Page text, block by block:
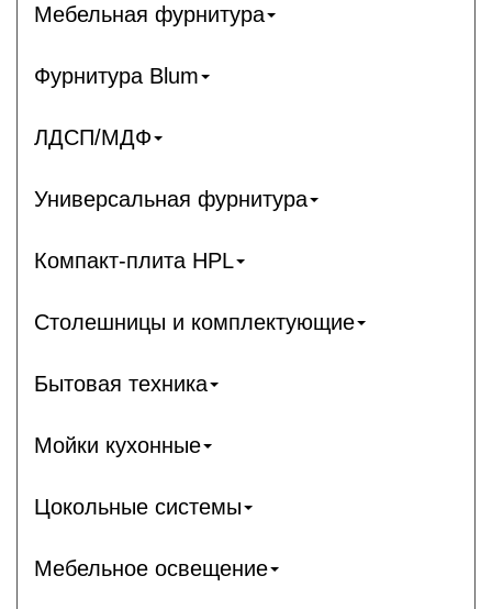
Мебельная фурнитура
Фурнитура Blum
ЛДСП/МДФ
Универсальная фурнитура
Компакт-плита HPL
Столешницы и комплектующие
Бытовая техника
Мойки кухонные
Цокольные системы
Мебельное освещение